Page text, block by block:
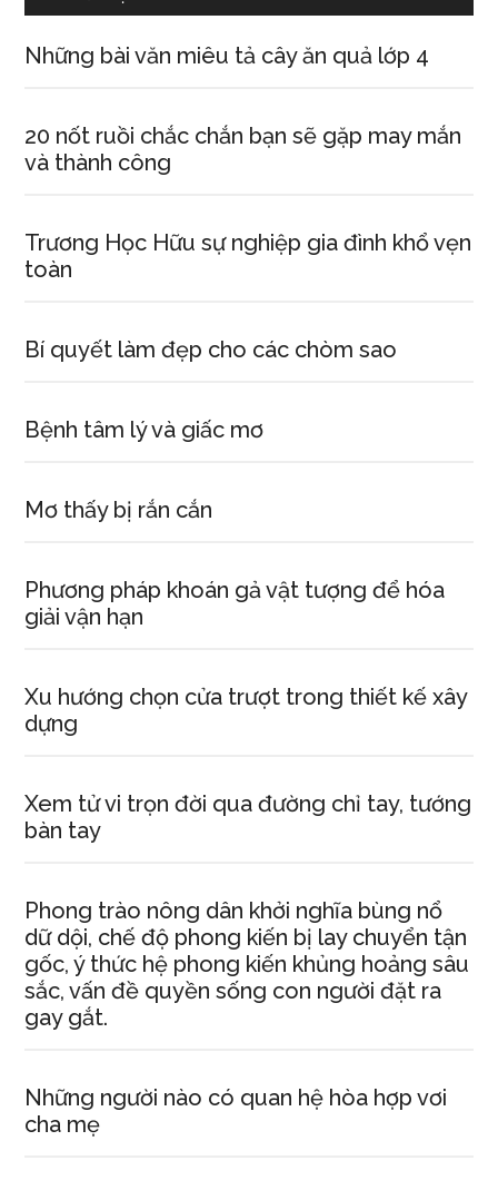
Những bài văn miêu tả cây ăn quả lớp 4
20 nốt ruồi chắc chắn bạn sẽ gặp may mắn
và thành công
Trương Học Hữu sự nghiệp gia đình khổ vẹn
toàn
Bí quyết làm đẹp cho các chòm sao
Bệnh tâm lý và giấc mơ
Mơ thấy bị rắn cắn
Phương pháp khoán gả vật tượng để hóa
giải vận hạn
Xu hướng chọn cửa trượt trong thiết kế xây
dựng
Xem tử vi trọn đời qua đường chỉ tay, tướng
bàn tay
Phong trào nông dân khởi nghĩa bùng nổ
dữ dội, chế độ phong kiến bị lay chuyển tận
gốc, ý thức hệ phong kiến khủng hoảng sâu
sắc, vấn đề quyền sống con người đặt ra
gay gắt.
Những người nào có quan hệ hòa hợp vơi
cha mẹ